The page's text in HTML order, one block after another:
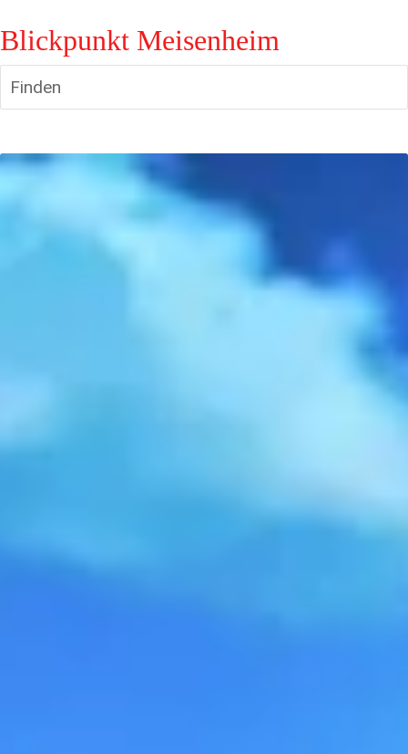
Blickpunkt Meisenheim
Finden